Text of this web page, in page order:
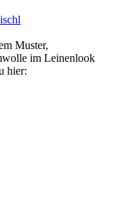
Muster,
im Leinenlook
hier: